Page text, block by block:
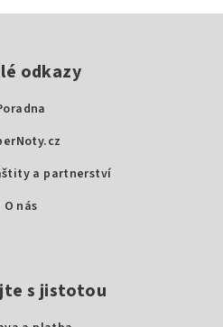
odkazy
a partnerství
O nás
s jistotou